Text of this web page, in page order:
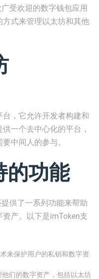
受欢迎的数字钱包应用
式来管理以太坊和其他
，它允许开发者构建和
一个去中心化的平台，
中间人的参与。
的功能
供了一系列功能来帮助
产。以下是imToken支
来保护用户的私钥和数字资
们的数字资产，包括以太坊